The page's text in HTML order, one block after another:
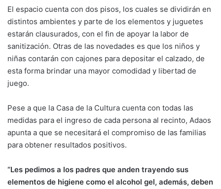
El espacio cuenta con dos pisos, los cuales se dividirán en
distintos ambientes y parte de los elementos y juguetes
estarán clausurados, con el fin de apoyar la labor de
sanitización. Otras de las novedades es que los niños y
niñas contarán con cajones para depositar el calzado, de
esta forma brindar una mayor comodidad y libertad de
juego.
Pese a que la Casa de la Cultura cuenta con todas las
medidas para el ingreso de cada persona al recinto, Adaos
apunta a que se necesitará el compromiso de las familias
para obtener resultados positivos.
“Les pedimos a los padres que anden trayendo sus
elementos de higiene como el alcohol gel, además, deben